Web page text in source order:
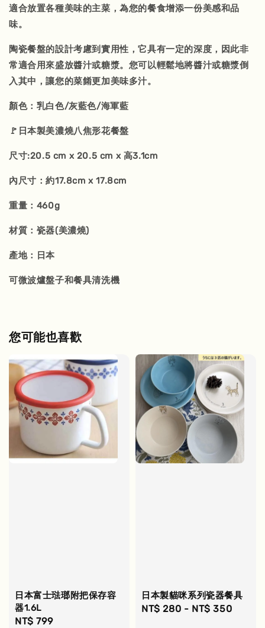
適合放置各種美味的主菜，為您的餐食增添一份美感和品
味。
陶瓷餐盤的設計考慮到實用性，它具有一定的深度，因此非
常適合用來盛放醬汁或糖漿。您可以輕鬆地將醬汁或糖漿倒
入其中，讓您的菜餚更加美味多汁。
顏色：乳白色/灰藍色/海軍藍
🚩日本製美濃燒八焦形花餐盤
尺寸:20.5 cm x 20.5 cm x 高3.1cm
內尺寸：約17.8cm x 17.8cm
重量：460g
材質：瓷器(美濃燒)
產地：日本
可微波爐盤子和餐具清洗機
您可能也喜歡
日本富士琺瑯附把保存容
器1.6L
Regular
NT$ 799
日本製貓咪系列瓷器餐具
Regular
NT$ 280 - NT$ 350